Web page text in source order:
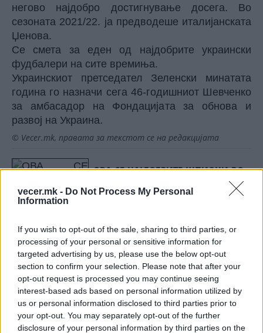
vecer.mk - Do Not Process My Personal
Information
If you wish to opt-out of the sale, sharing to third parties, or
processing of your personal or sensitive information for
targeted advertising by us, please use the below opt-out
section to confirm your selection. Please note that after your
opt-out request is processed you may continue seeing
interest-based ads based on personal information utilized by
us or personal information disclosed to third parties prior to
your opt-out. You may separately opt-out of the further
disclosure of your personal information by third parties on the
негово најдобро достигнување досега. Во
сезоната 2021/22. ја предводеше италијанската
Џенова.
Се смета за еден од најдобрите украински
фудбалери на сите времиња.
Украинскиот претседател Зеленски минатата
година го назначи сега 46-годишниот Шевченко
за амбасадор на Фондацијата за обнова и
развој на Украина.
© Vecer.mk, правата за текстот се на редакцијата
ОВА СЕ НАЈДОБРИТЕ ШПИОНИ ВО
СВЕТОТ, а најдобрите европски не
се ни во петте најдобри светски
Два дена преживување во
дивината: Спасени пилотите на
исчезнат авион
НАЈЧИТАНИ ВО ПОСЛЕДНИ 7 ДЕНА